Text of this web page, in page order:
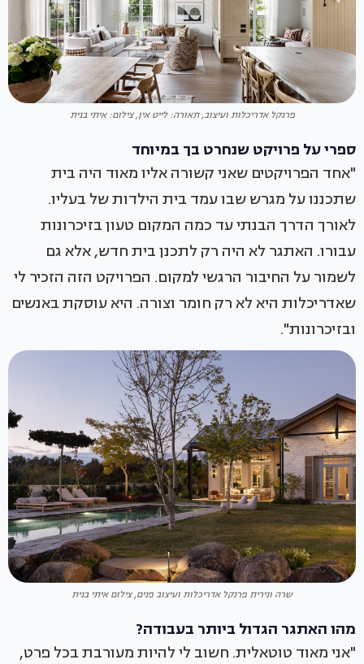
פרנקל אדריכלות ועיצוב, תאורה: לייט אין, צילום: איתי בנית
ספרי על פרויקט שנחרט בך במיוחד
"אחד הפרויקטים שאני קשורה אליו מאוד היה בית
שתכננו על מגרש שבו עמד בית הילדות של בעליו.
לאורך הדרך הבנתי עד כמה המקום טעון בזיכרונות
עבורו. האתגר לא היה רק לתכנן בית חדש, אלא גם
לשמור על החיבור הרגשי למקום. הפרויקט הזה הזכיר לי
שאדריכלות היא לא רק חומר וצורה. היא עוסקת באנשים
ובזיכרונות".
שרה ונירית פרנקל אדריכלות ועיצוב פנים, צילום איתי בנית
מהו האתגר הגדול ביותר בעבודה?
"אני מאוד טוטאלית. חשוב לי להיות מעורבת בכל פרט,